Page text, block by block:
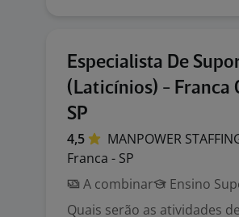
Especialista De
(Laticínios) - Franca
SP
4,5 MANPOWER
Franca - SP
A combinar
Ensino
Quais serão as atividades